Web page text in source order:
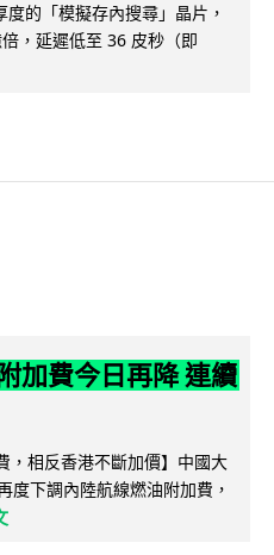
的「模擬存內搜尋」晶片，
，延遲低至 36 皮秒（即
加費今日再降 連續
，相反香港不斷加價】中國大
度下調內陸航線燃油附加費，